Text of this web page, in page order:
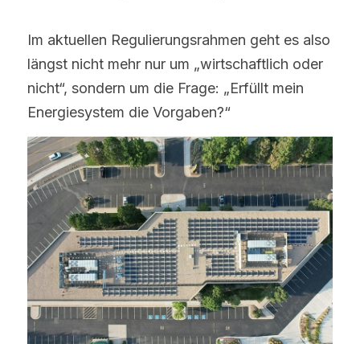
Im aktuellen Regulierungsrahmen geht es also
längst nicht mehr nur um „wirtschaftlich oder
nicht“, sondern um die Frage: „Erfüllt mein
Energiesystem die Vorgaben?“